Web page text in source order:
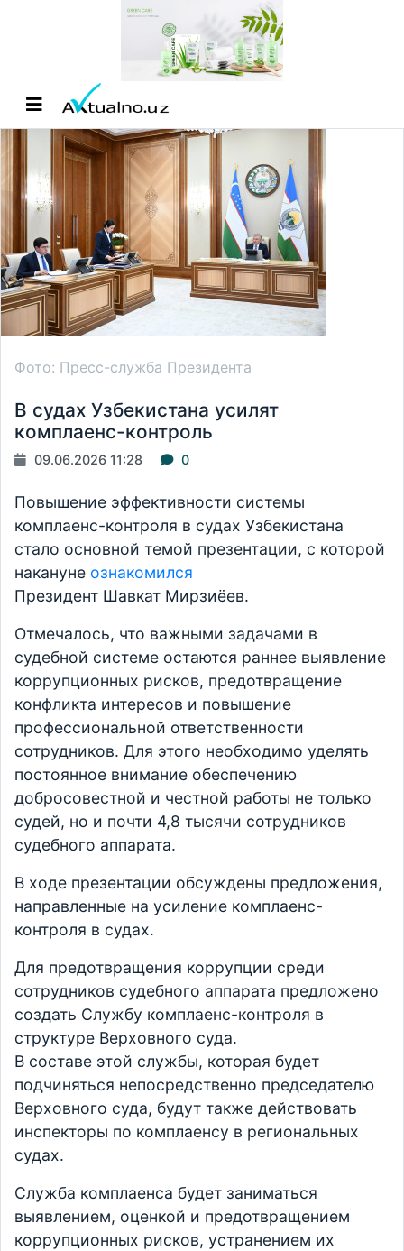
Фото: Пресс-служба Президента
В судах Узбекистана усилят
комплаенс-контроль
09.06.2026 11:28 0
Повышение эффективности системы
комплаенс-контроля в судах Узбекистана
стало основной темой презентации, с которой
накануне ознакомился
Президент Шавкат Мирзиёев.
Отмечалось, что важными задачами в
судебной системе остаются раннее выявление
коррупционных рисков, предотвращение
конфликта интересов и повышение
профессиональной ответственности
сотрудников. Для этого необходимо уделять
постоянное внимание обеспечению
добросовестной и честной работы не только
судей, но и почти 4,8 тысячи сотрудников
судебного аппарата.
В ходе презентации обсуждены предложения,
направленные на усиление комплаенс-
контроля в судах.
Для предотвращения коррупции среди
сотрудников судебного аппарата предложено
создать Службу комплаенс-контроля в
структуре Верховного суда.
В составе этой службы, которая будет
подчиняться непосредственно председателю
Верховного суда, будут также действовать
инспекторы по комплаенсу в региональных
судах.
Служба комплаенса будет заниматься
выявлением, оценкой и предотвращением
коррупционных рисков, устранением их